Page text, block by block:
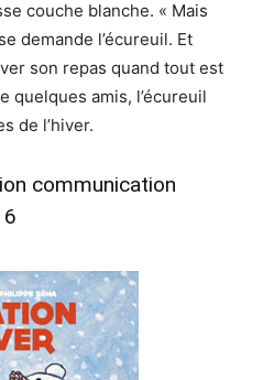
couche blanche. « Mais
demande l’écureuil. Et
son repas quand tout est
quelques amis, l’écureuil
de l’hiver.
communication